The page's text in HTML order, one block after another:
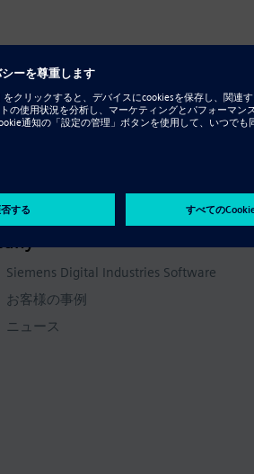
Siemens Digital Industries Software
お客様の事例
ニュース